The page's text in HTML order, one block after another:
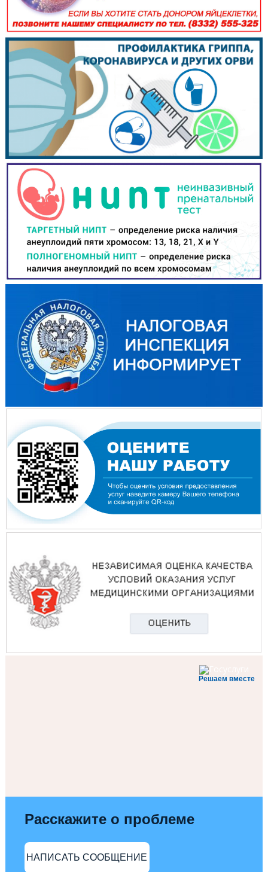
Решаем вместе
Расскажите о проблеме
НАПИСАТЬ СООБЩЕНИЕ